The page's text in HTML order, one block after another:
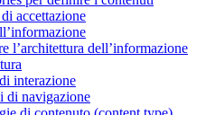
accettazione
l’architettura dell’informazione
interazione
di navigazione